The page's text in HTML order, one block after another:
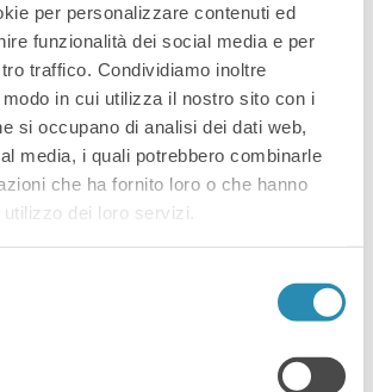
per personalizzare contenuti ed
funzionalità dei social media e per
traffico. Condividiamo inoltre
in cui utilizza il nostro sito con i
si occupano di analisi dei dati web,
media, i quali potrebbero combinarle
che ha fornito loro o che hanno
dei loro servizi.
L’appuntamento è per:
14 luglio 2025🕕 Ore 18.00📍
Via Calbin 24,
Mossano […]